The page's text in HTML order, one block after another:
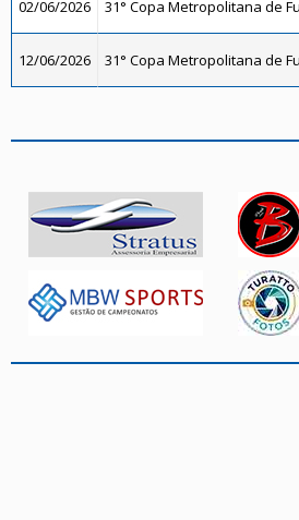
02/06/2026 31° Copa Metropolitana de
12/06/2026 31° Copa Metropolitana de